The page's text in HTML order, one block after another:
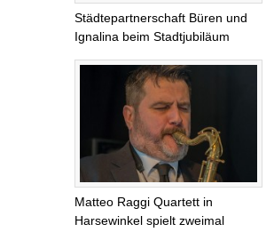
Städtepartnerschaft Büren und
Ignalina beim Stadtjubiläum
Matteo Raggi Quartett in
Harsewinkel spielt zweimal